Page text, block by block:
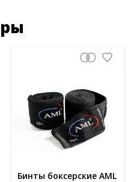
Бинты боксерские AML